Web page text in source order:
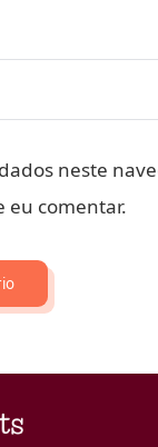
neste
eu comentar.